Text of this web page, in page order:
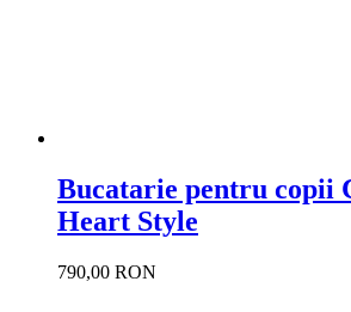
Bucatarie pentru copii
Heart Style
790,00 RON